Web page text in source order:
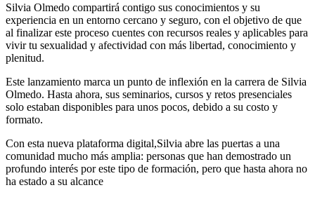
Silvia Olmedo compartirá contigo sus conocimientos y su
experiencia en un entorno cercano y seguro, con el objetivo de que
al finalizar este proceso cuentes con recursos reales y aplicables para
vivir tu sexualidad y afectividad con más libertad, conocimiento y
plenitud.
Este lanzamiento marca un punto de inflexión en la carrera de Silvia
Olmedo. Hasta ahora, sus seminarios, cursos y retos presenciales
solo estaban disponibles para unos pocos, debido a su costo y
formato.
Con esta nueva plataforma digital,Silvia abre las puertas a una
comunidad mucho más amplia: personas que han demostrado un
profundo interés por este tipo de formación, pero que hasta ahora no
ha estado a su alcance